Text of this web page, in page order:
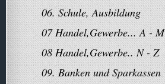
06. Schule, Ausbildung
07 Handel,Gewerbe... A - M
08 Handel,Gewerbe.. N - Z
09. Banken und Sparkassen